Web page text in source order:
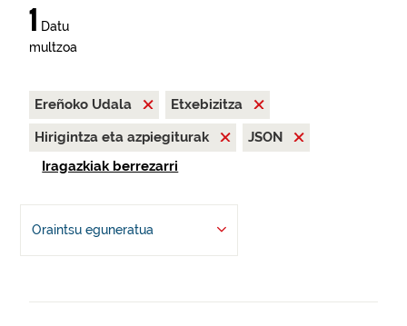
1 Datu
multzoa
Ereñoko Udala
Etxebizitza
Hirigintza eta azpiegiturak
JSON
Iragazkiak berrezarri
Oraintsu eguneratua